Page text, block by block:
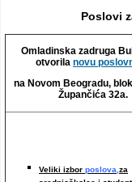
Poslovi
Omladinska zadruga
otvorila novu
na Novom Beogradu,
Župančića 32a.
Veliki izbor poslova,za